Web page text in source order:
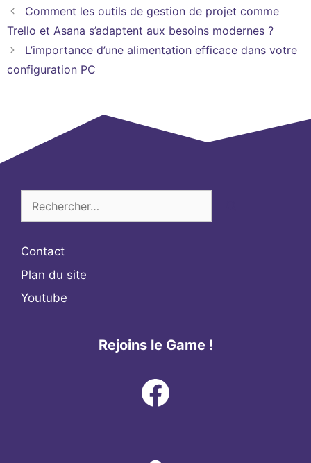
Comment les outils de gestion de projet comme
Trello et Asana s’adaptent aux besoins modernes ?
L’importance d’une alimentation efficace dans votre
configuration PC
Contact
Plan du site
Youtube
Rejoins le Game !
Facebook